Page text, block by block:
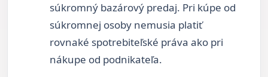
súkromný bazárový predaj. Pri kúpe od
súkromnej osoby nemusia platiť
rovnaké spotrebiteľské práva ako pri
nákupe od podnikateľa.